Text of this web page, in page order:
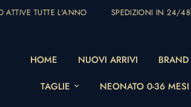
TUTTE L'ANNO SPEDIZIONI IN 24/48H
HOME NUOVI ARRIVI BRAND
TAGLIE
NEONATO 0-36 MESI